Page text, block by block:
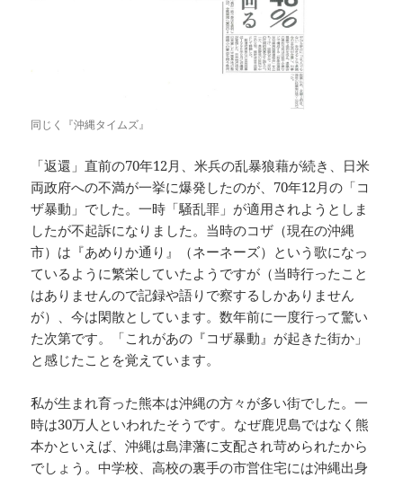
同じく『沖縄タイムズ』
「返還」直前の70年12月、米兵の乱暴狼藉が続き、日米
両政府への不満が一挙に爆発したのが、70年12月の「コ
ザ暴動」でした。一時「騒乱罪」が適用されようとしま
したが不起訴になりました。当時のコザ（現在の沖縄
市）は『あめりか通り』（ネーネーズ）という歌になっ
ているように繁栄していたようですが（当時行ったこと
はありませんので記録や語りで察するしかありません
が）、今は閑散としています。数年前に一度行って驚い
た次第です。「これがあの『コザ暴動』が起きた街か」
と感じたことを覚えています。
私が生まれ育った熊本は沖縄の方々が多い街でした。一
時は30万人といわれたそうです。なぜ鹿児島ではなく熊
本かといえば、沖縄は島津藩に支配され苛められたから
でしょう。中学校、高校の裏手の市営住宅には沖縄出身